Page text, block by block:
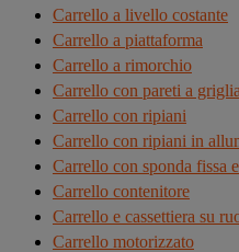
Carrello a livello costante
Carrello a piattaforma
Carrello a rimorchio
Carrello con pareti a griglia
Carrello con ripiani
Carrello con ripiani in
Carrello con sponda fissa
Carrello contenitore
Carrello e cassettiera su
Carrello motorizzato